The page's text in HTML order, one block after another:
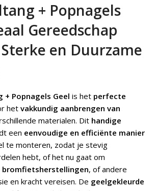
+ Popnagels
Gereedschap
en Duurzame
+ Popnagels Geel is het perfecte
hetvakkundig aanbrengen van
materialen. Dit handige
een eenvoudige en efficiënte manier
te monteren, zodat je stevig
hebt, of het nu gaat om
bromfietsherstellingen, of andere
en kracht vereisen. De geelgekleurde